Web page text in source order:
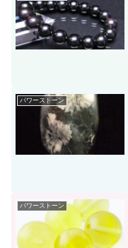
パワーストーン
パワーストーン